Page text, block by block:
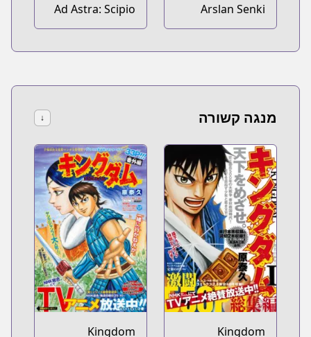
Arslan Senki
Ad Astra: Scipio
to Hannibal
מנגה קשורה ↓
Kingdom
Kingdom